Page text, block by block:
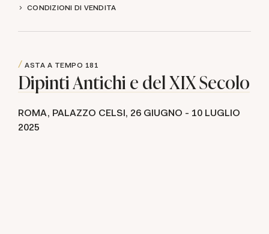
CONDIZIONI DI VENDITA
ASTA A TEMPO 181
Dipinti Antichi e del XIX Secolo
ROMA, PALAZZO CELSI, 26 GIUGNO - 10 LUGLIO
2025